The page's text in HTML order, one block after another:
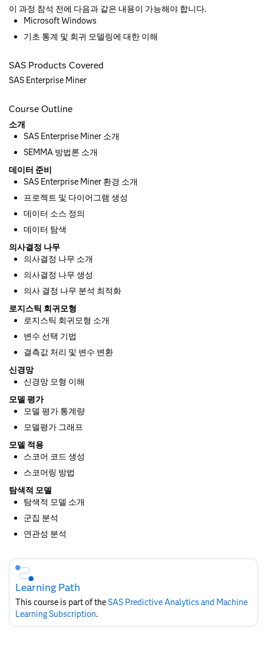
이 과정 참석 전에 다음과 같은 내용이 가능해야 합니다.
Microsoft Windows
기초 통계 및 회귀 모델링에 대한 이해
SAS Products Covered
SAS Enterprise Miner
Course Outline
소개
SAS Enterprise Miner 소개
SEMMA 방법론 소개
데이터 준비
SAS Enterprise Miner 환경 소개
프로젝트 및 다이어그램 생성
데이터 소스 정의
데이터 탐색
의사결정 나무
의사결정 나무 소개
의사결정 나무 생성
의사 결정 나무 분석 최적화
로지스틱 회귀모형
로지스틱 회귀모형 소개
변수 선택 기법
결측값 처리 및 변수 변환
신경망
신경망 모형 이해
모델 평가
모델 평가 통계량
모델평가 그래프
모델 적용
스코어 코드 생성
스코어링 방법
탐색적 모델
탐색적 모델 소개
군집 분석
연관성 분석
Skip
Course
Subscription
Learning Path
This course is part of theSAS Predictive Analytics and Machine
Learning​ Subscription.